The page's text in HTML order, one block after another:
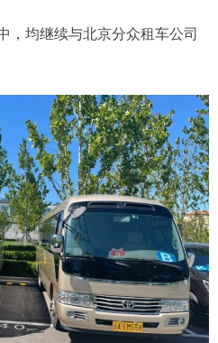
，均继续与北京分众租车公司